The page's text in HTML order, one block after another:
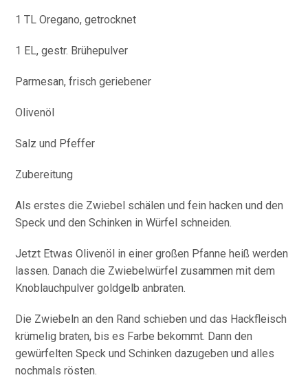
1 TL Oregano, getrocknet
1 EL, gestr. Brühepulver
Parmesan, frisch geriebener
Olivenöl
Salz und Pfeffer
Zubereitung
Als erstes die Zwiebel schälen und fein hacken und den
Speck und den Schinken in Würfel schneiden.
Jetzt Etwas Olivenöl in einer großen Pfanne heiß werden
lassen. Danach die Zwiebelwürfel zusammen mit dem
Knoblauchpulver goldgelb anbraten.
Die Zwiebeln an den Rand schieben und das Hackfleisch
krümelig braten, bis es Farbe bekommt. Dann den
gewürfelten Speck und Schinken dazugeben und alles
nochmals rösten.